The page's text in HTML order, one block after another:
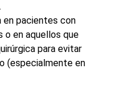
en pacientes con
o en aquellos que
para evitar
(especialmente en